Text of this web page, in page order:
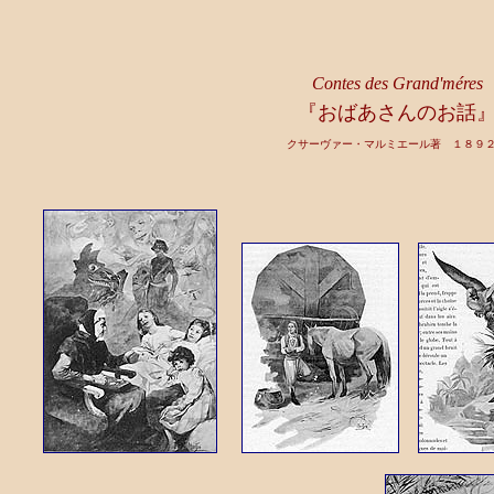
Contes des Grand'méres
『おばあさんのお話
クサーヴァー・マルミエール著 １８９